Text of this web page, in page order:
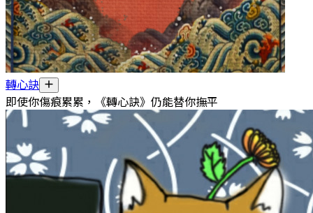
轉心訣
即使你傷痕累累，《轉心訣》仍能替你撫平